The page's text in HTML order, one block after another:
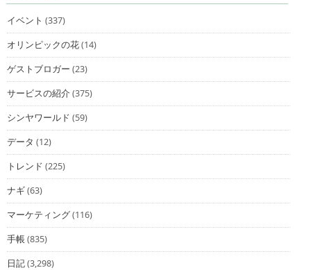
イベント (337)
オリンピックの花(14)
ゲストブロガー (23)
サービスの紹介(375)
シンヤワールド (59)
データ (12)
トレンド (225)
ナギ(63)
マーケティング(116)
手帳(835)
日記(3,298)